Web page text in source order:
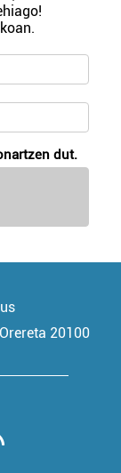
dut.
20100